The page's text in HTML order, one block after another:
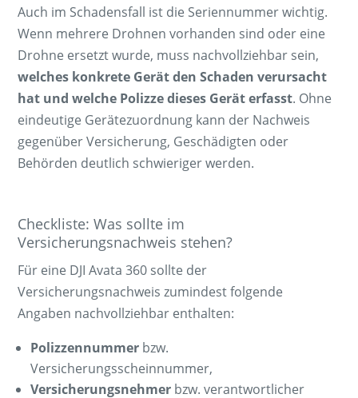
Auch im Schadensfall ist die Seriennummer wichtig.
Wenn mehrere Drohnen vorhanden sind oder eine
Drohne ersetzt wurde, muss nachvollziehbar sein,
welches konkrete Gerät den Schaden verursacht
hat und welche Polizze dieses Gerät erfasst. Ohne
eindeutige Gerätezuordnung kann der Nachweis
gegenüber Versicherung, Geschädigten oder
Behörden deutlich schwieriger werden.
Checkliste: Was sollte im
Versicherungsnachweis stehen?
Für eine DJI Avata 360 sollte der
Versicherungsnachweis zumindest folgende
Angaben nachvollziehbar enthalten:
Polizzennummer bzw.
Versicherungsscheinnummer,
Versicherungsnehmer bzw. verantwortlicher